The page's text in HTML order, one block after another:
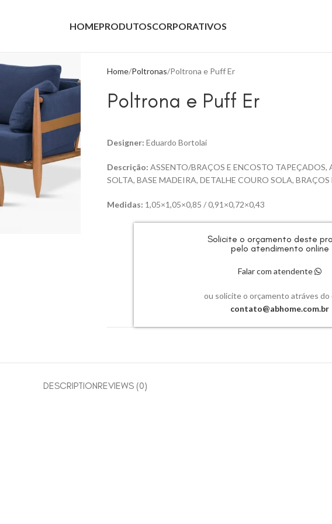
HOMEPRODUTOSCORPORATIVOS
Home Poltronas Poltrona e Puff Er
Poltrona e Puff Er
Designer: Eduardo Bortolai
Descrição: ASSENTO/BRAÇOS E ENCOSTO TAPEÇADOS,
SOLTA, BASE MADEIRA, DETALHE COURO SOLA, BRAÇOS
Medidas: 1,05×1,05×0,85 / 0,91×0,72×0,43
Solicite o orçamento deste
pelo atendimento online
Falar com atendente
ou solicite o orçamento atráves do
contato@abhome.com.br
DESCRIPTIONREVIEWS (0)